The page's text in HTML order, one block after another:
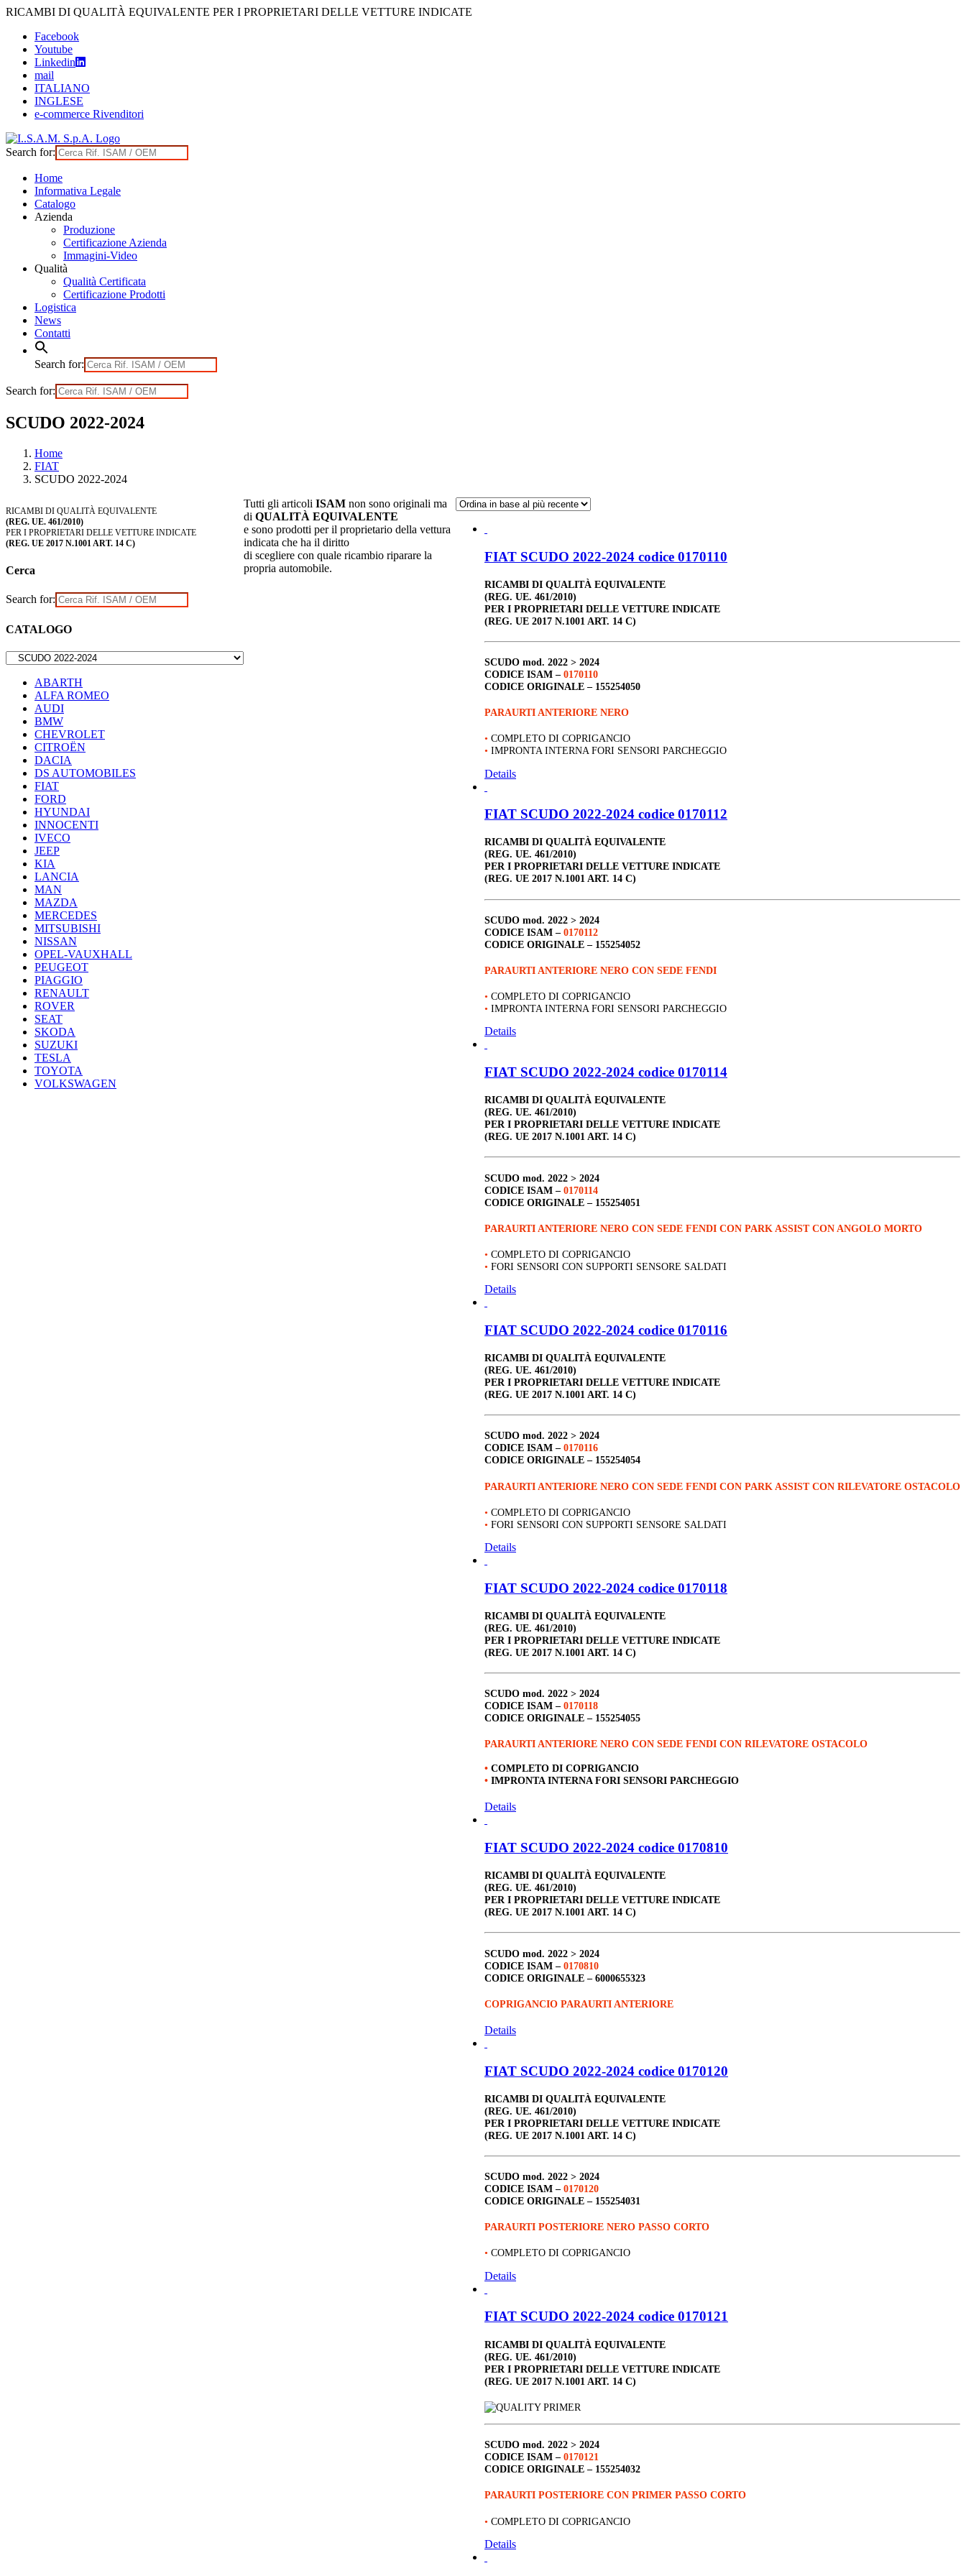
Skip
content
RICAMBI DI QUALITÀ EQUIVALENTE PER I PROPRIETARI DELLE VETTURE INDICATE
Facebook
Youtube
Linkedin
mail
ITALIANO
INGLESE
e-commerce Rivenditori
Search for:
Home
Informativa Legale
Catalogo
Azienda
Produzione
Certificazione Azienda
Immagini-Video
Qualità
Qualità Certificata
Certificazione Prodotti
Logistica
News
Contatti
Search for:
Search for:
SCUDO 2022-2024
Home
FIAT
SCUDO 2022-2024
FIAT SCUDO 2022-2024 codice 0170110
RICAMBI DI QUALITÀ EQUIVALENTE
(REG. UE. 461/2010)
PER I PROPRIETARI DELLE VETTURE INDICATE
(REG. UE 2017 N.1001 ART. 14 C)
SCUDO mod. 2022 > 2024
CODICE ISAM – 0170110
CODICE ORIGINALE – 155254050
PARAURTI ANTERIORE NERO
• COMPLETO DI COPRIGANCIO
• IMPRONTA INTERNA FORI SENSORI PARCHEGGIO
Details
FIAT SCUDO 2022-2024 codice 0170112
RICAMBI DI QUALITÀ EQUIVALENTE
(REG. UE. 461/2010)
PER I PROPRIETARI DELLE VETTURE INDICATE
(REG. UE 2017 N.1001 ART. 14 C)
SCUDO mod. 2022 > 2024
CODICE ISAM – 0170112
CODICE ORIGINALE – 155254052
PARAURTI ANTERIORE NERO CON SEDE FENDI
• COMPLETO DI COPRIGANCIO
• IMPRONTA INTERNA FORI SENSORI PARCHEGGIO
Details
FIAT SCUDO 2022-2024 codice 0170114
RICAMBI DI QUALITÀ EQUIVALENTE
(REG. UE. 461/2010)
PER I PROPRIETARI DELLE VETTURE INDICATE
(REG. UE 2017 N.1001 ART. 14 C)
SCUDO mod. 2022 > 2024
CODICE ISAM – 0170114
CODICE ORIGINALE – 155254051
PARAURTI ANTERIORE NERO CON SEDE FENDI CON PARK ASSIST CON ANGOLO MORTO
• COMPLETO DI COPRIGANCIO
• FORI SENSORI CON SUPPORTI SENSORE SALDATI
Details
FIAT SCUDO 2022-2024 codice 0170116
RICAMBI DI QUALITÀ EQUIVALENTE
(REG. UE. 461/2010)
PER I PROPRIETARI DELLE VETTURE INDICATE
(REG. UE 2017 N.1001 ART. 14 C)
SCUDO mod. 2022 > 2024
CODICE ISAM – 0170116
CODICE ORIGINALE – 155254054
PARAURTI ANTERIORE NERO CON SEDE FENDI CON PARK ASSIST CON RILEVATORE OSTACOLO
• COMPLETO DI COPRIGANCIO
• FORI SENSORI CON SUPPORTI SENSORE SALDATI
Details
FIAT SCUDO 2022-2024 codice 0170118
RICAMBI DI QUALITÀ EQUIVALENTE
(REG. UE. 461/2010)
PER I PROPRIETARI DELLE VETTURE INDICATE
(REG. UE 2017 N.1001 ART. 14 C)
SCUDO mod. 2022 > 2024
CODICE ISAM – 0170118
CODICE ORIGINALE – 155254055
PARAURTI ANTERIORE NERO CON SEDE FENDI CON RILEVATORE OSTACOLO
• COMPLETO DI COPRIGANCIO
• IMPRONTA INTERNA FORI SENSORI PARCHEGGIO
Details
FIAT SCUDO 2022-2024 codice 0170810
RICAMBI DI QUALITÀ EQUIVALENTE
(REG. UE. 461/2010)
PER I PROPRIETARI DELLE VETTURE INDICATE
(REG. UE 2017 N.1001 ART. 14 C)
SCUDO mod. 2022 > 2024
CODICE ISAM – 0170810
CODICE ORIGINALE – 6000655323
COPRIGANCIO PARAURTI ANTERIORE
Details
FIAT SCUDO 2022-2024 codice 0170120
RICAMBI DI QUALITÀ EQUIVALENTE
(REG. UE. 461/2010)
PER I PROPRIETARI DELLE VETTURE INDICATE
(REG. UE 2017 N.1001 ART. 14 C)
SCUDO mod. 2022 > 2024
CODICE ISAM – 0170120
CODICE ORIGINALE – 155254031
PARAURTI POSTERIORE NERO PASSO CORTO
• COMPLETO DI COPRIGANCIO
Details
FIAT SCUDO 2022-2024 codice 0170121
RICAMBI DI QUALITÀ EQUIVALENTE
(REG. UE. 461/2010)
PER I PROPRIETARI DELLE VETTURE INDICATE
(REG. UE 2017 N.1001 ART. 14 C)
SCUDO mod. 2022 > 2024
CODICE ISAM – 0170121
CODICE ORIGINALE – 155254032
PARAURTI POSTERIORE CON PRIMER PASSO CORTO
• COMPLETO DI COPRIGANCIO
Details
RICAMBI DI QUALITÀ EQUIVALENTE
(REG. UE. 461/2010)
PER I PROPRIETARI DELLE VETTURE INDICATE
(REG. UE 2017 N.1001 ART. 14 C)
Cerca
Search for:
CATALOGO
ABARTH
ALFA ROMEO
AUDI
BMW
CHEVROLET
CITROËN
DACIA
DS AUTOMOBILES
FIAT
FORD
HYUNDAI
INNOCENTI
IVECO
JEEP
KIA
LANCIA
MAN
MAZDA
MERCEDES
MITSUBISHI
NISSAN
OPEL-VAUXHALL
PEUGEOT
PIAGGIO
RENAULT
ROVER
SEAT
SKODA
SUZUKI
TESLA
TOYOTA
VOLKSWAGEN
Tutti gli articoli ISAM non sono originali ma
di QUALITÀ EQUIVALENTE
e sono prodotti per il proprietario della vettura
indicata che ha il diritto
di scegliere con quale ricambio riparare la
propria automobile.